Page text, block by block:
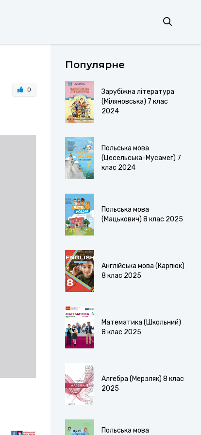
0
Популярне
Зарубіжна література
(Міляновська) 7 клас
2024
Польська мова
(Цесельська-Мусамег) 7
клас 2024
Польська мова
(Мацькович) 8 клас 2025
Англійська мова (Карпюк)
8 клас 2025
Математика (Школьний)
8 клас 2025
Алгебра (Мерзляк) 8 клас
2025
Польська мова